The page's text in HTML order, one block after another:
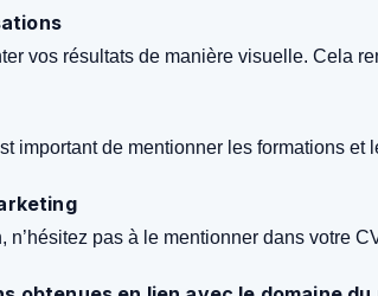
vos résultats de manière visuelle. Cela
important de mentionner les formations
pas à le mentionner dans votre